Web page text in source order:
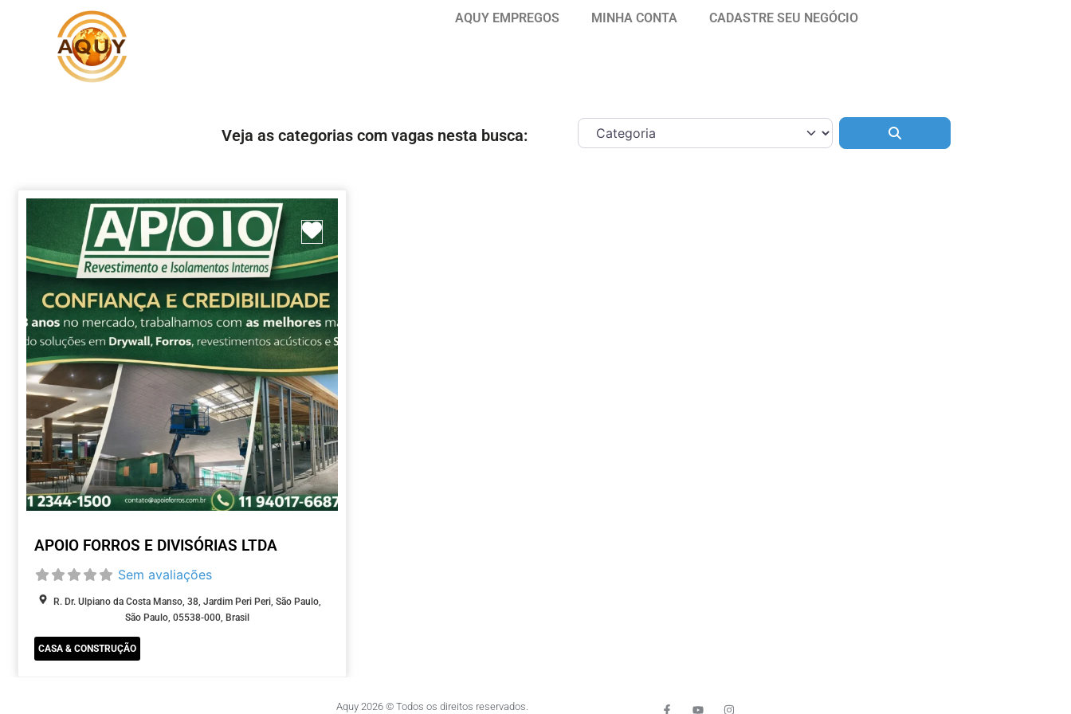
AQUY EMPREGOS MINHA CONTA CADASTRE SEU NEGÓCIO
Veja as categorias com vagas nesta busca:
Marcar como Favorito
APOIO FORROS E DIVISÓRIAS LTDA
Sem avaliações
R. Dr. Ulpiano da Costa Manso, 38, Jardim Peri Peri, São Paulo,
São Paulo, 05538-000, Brasil
CASA & CONSTRUÇÃO
Aquy 2026 © Todos os direitos reservados.